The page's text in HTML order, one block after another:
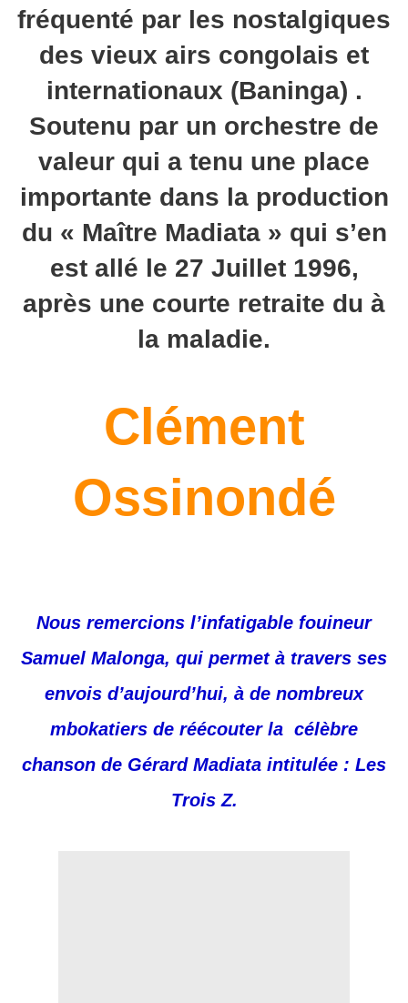
fréquenté par les nostalgiques
des vieux airs congolais et
internationaux (Baninga) .
Soutenu par un orchestre de
valeur qui a tenu une place
importante dans la production
du « Maître Madiata » qui s’en
est allé le 27 Juillet 1996,
après une courte retraite du à
la maladie.
Clément
Ossinondé
Nous remercions l’infatigable fouineur
Samuel Malonga, qui permet à travers ses
envois d’aujourd’hui, à de nombreux
mbokatiers de réécouter la célèbre
chanson de Gérard Madiata intitulée : Les
Trois Z.